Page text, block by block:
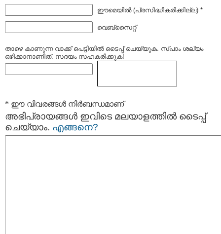
ഈമെയില്‍ (പ്രസിദ്ധീകരിക്കില്ല) *
വെബ്സൈറ്റ്
താഴെ കാണുന്ന വാക്ക് പെട്ടിയില്‍ ടൈപ്പ്‌ ചെയ്യുക. സ്പാം ശല്യം
ഒഴിക്കാനാണിത്. സദയം സഹകരിക്കുക!
* ഈ വിവരങ്ങള്‍ നിര്‍ബന്ധമാണ്
അഭിപ്രായങ്ങള്‍ ഇവിടെ മലയാളത്തില്‍ ടൈപ്പ്
ചെയ്യാം. എങ്ങനെ?